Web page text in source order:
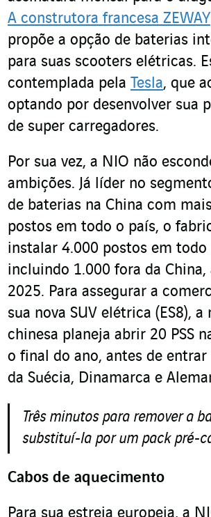
A construtora francesa ZEWAY
propõe a opção de baterias
para suas scooters elétricas.
contemplada pela Tesla, que
optando por desenvolver sua
de super carregadores.
Por sua vez, a NIO não
ambições. Já líder no
de baterias na China com
postos em todo o país, o
instalar 4.000 postos em todo
incluindo 1.000 fora da
2025. Para assegurar a
sua nova SUV elétrica (ES8), a
chinesa planeja abrir 20 PSS
o final do ano, antes de
da Suécia, Dinamarca e
Três minutos para remover a
substituí-la por um pack pré-
Cabos de aquecimento
Para sua estreia europeia, a